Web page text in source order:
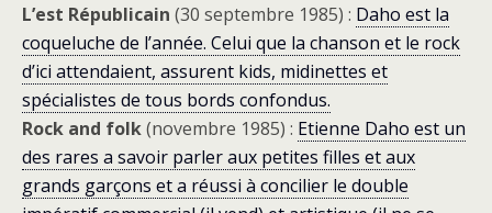
L’est Républicain (30 septembre 1985) : Daho est la
coqueluche de l’année. Celui que la chanson et le rock
d’ici attendaient, assurent kids, midinettes et
spécialistes de tous bords confondus.
Rock and folk(novembre 1985) : Etienne Daho est un
des rares a savoir parler aux petites filles et aux
grands garçons et a réussi à concilier le double